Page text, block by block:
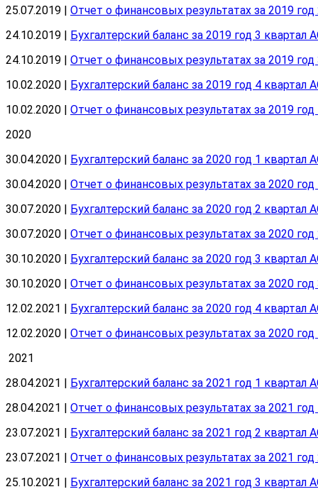
25.07.2019 | Отчет о финансовых результатах за 2019 год
24.10.2019 | Бухгалтерский баланс за 2019 год 3 квартал
24.10.2019 | Отчет о финансовых результатах за 2019 год
10.02.2020 | Бухгалтерский баланс за 2019 год 4 квартал
10.02.2020 | Отчет о финансовых результатах за 2019 год
2020
30.04.2020 | Бухгалтерский баланс за 2020 год 1 квартал
30.04.2020 | Отчет о финансовых результатах за 2020 год
30.07.2020 | Бухгалтерский баланс за 2020 год 2 квартал
30.07.2020 | Отчет о финансовых результатах за 2020 год
30.10.2020 | Бухгалтерский баланс за 2020 год 3 квартал
30.10.2020 | Отчет о финансовых результатах за 2020 год
12.02.2021 | Бухгалтерский баланс за 2020 год 4 квартал
12.02.2020 | Отчет о финансовых результатах за 2020 год
2021
28.04.2021 | Бухгалтерский баланс за 2021 год 1 квартал
28.04.2021 | Отчет о финансовых результатах за 2021 год
23.07.2021 | Бухгалтерский баланс за 2021 год 2 квартал
23.07.2021 | Отчет о финансовых результатах за 2021 год
25.10.2021 | Бухгалтерский баланс за 2021 год 3 квартал